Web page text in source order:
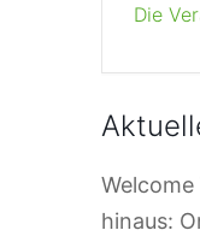
Die
hinaus: